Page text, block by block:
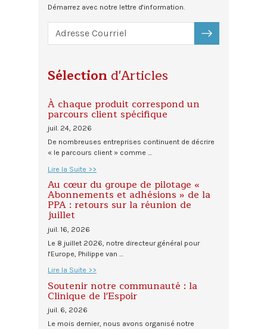
Démarrez avec notre lettre d'information.
S'ABONNER
Sélection d'Articles
À chaque produit correspond un
parcours client spécifique
juil. 24, 2026
De nombreuses entreprises continuent de décrire
« le parcours client » comme …
Lire la Suite >>
Au cœur du groupe de pilotage «
Abonnements et adhésions » de la
PPA : retours sur la réunion de
juillet
juil. 16, 2026
Le 8 juillet 2026, notre directeur général pour
l'Europe, Philippe van …
Lire la Suite >>
Soutenir notre communauté : la
Clinique de l'Espoir
juil. 6, 2026
Le mois dernier, nous avons organisé notre